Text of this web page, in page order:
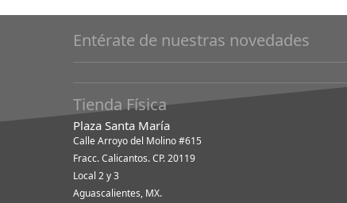
Entérate de nuestras novedades
Tienda Física
Plaza Santa María
Calle Arroyo del Molino #615
Fracc. Calicantos. CP. 20119
Local 2 y 3
Aguascalientes, MX.